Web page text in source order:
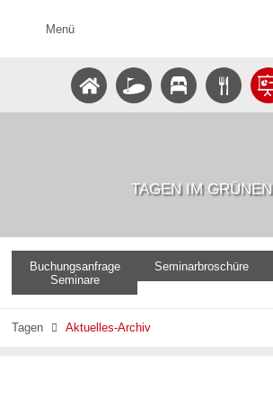
Menü
TAGEN IM GRÜNEN
Buchungsanfrage
Seminare
Seminarbroschüre
Tagen  Aktuelles-Archiv